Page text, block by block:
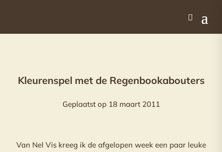
Kleurenspel met de Regenbookabouters
Geplaatst op 18 maart 2011
Van Nel Vis kreeg ik de afgelopen week een paar leuke